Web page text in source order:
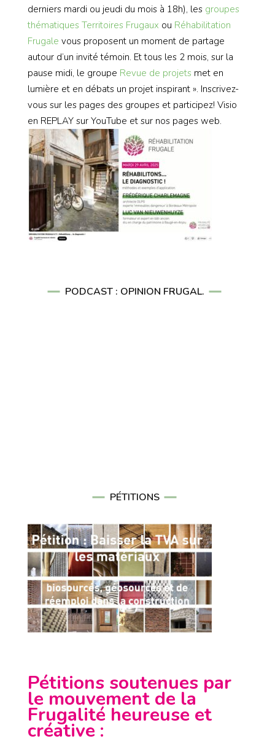
derniers mardi ou jeudi du mois à 18h), les groupes
thématiques Territoires Frugaux ou Réhabilitation
Frugale vous proposent un moment de partage
autour d’un invité témoin. Et tous les 2 mois, sur la
pause midi, le groupe Revue de projets met en
lumière et en débats un projet inspirant ». Inscrivez-
vous sur les pages des groupes et participez! Visio
en REPLAY sur YouTube et sur nos pages web.
PODCAST : OPINION FRUGAL.
PÉTITIONS
Pétitions soutenues par
le mouvement de la
Frugalité heureuse et
créative :